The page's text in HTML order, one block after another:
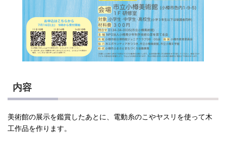
内容
美術館の展示を鑑賞したあとに、電動糸のこやヤスリを使って⽊
⼯作品を作ります。